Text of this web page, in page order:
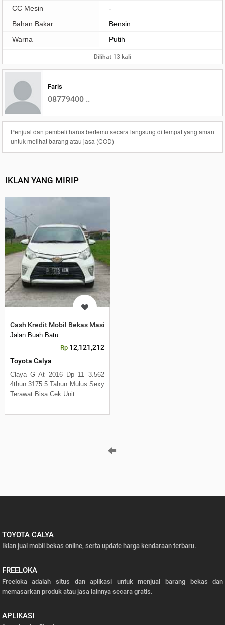
CC Mesin
-
Bahan Bakar
Bensin
Warna
Putih
Dilihat 13 kali
Faris
08779400 ..
Penjual dan pembeli harus bertemu secara langsung di tempat yang aman
untuk melihat barang atau jasa (COD)
IKLAN YANG MIRIP
Cash Kredit Mobil Bekas Masih Banyak yang Lainya
Jalan Buah Batu
Rp 12,121,212
Toyota Calya
Claya G At 2016 Dp 11 3.562
4thun 3175 5 Tahun Mulus Sexy
Terawat Bisa Cek Unit
TOYOTA CALYA
Iklan jual mobil bekas online, serta update harga kendaraan terbaru.
FREELOKA
Freeloka adalah situs dan aplikasi untuk menjual barang bekas dan
memasarkan produk atau jasa lainnya secara gratis.
APLIKASI